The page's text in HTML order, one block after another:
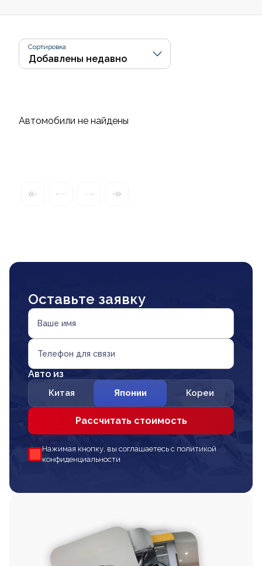
Сортировка
Автомобили не найдены
Оставьте заявку
Ваше имя
Телефон для связи
Авто из
Китая Японии Кореи
Рассчитать стоимость
Нажимая кнопку, вы соглашаетесь с политикой
конфиденциальности